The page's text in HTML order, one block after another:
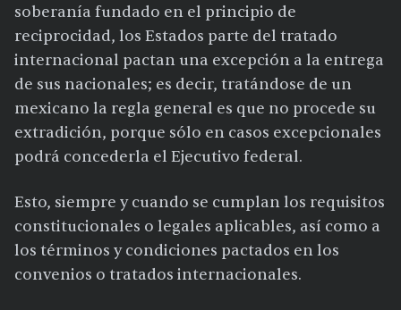
soberanía fundado en el principio de
reciprocidad, los Estados parte del tratado
internacional pactan una excepción a la entrega
de sus nacionales; es decir, tratándose de un
mexicano la regla general es que no procede su
extradición, porque sólo en casos excepcionales
podrá concederla el Ejecutivo federal.
Esto, siempre y cuando se cumplan los requisitos
constitucionales o legales aplicables, así como a
los términos y condiciones pactados en los
convenios o tratados internacionales.